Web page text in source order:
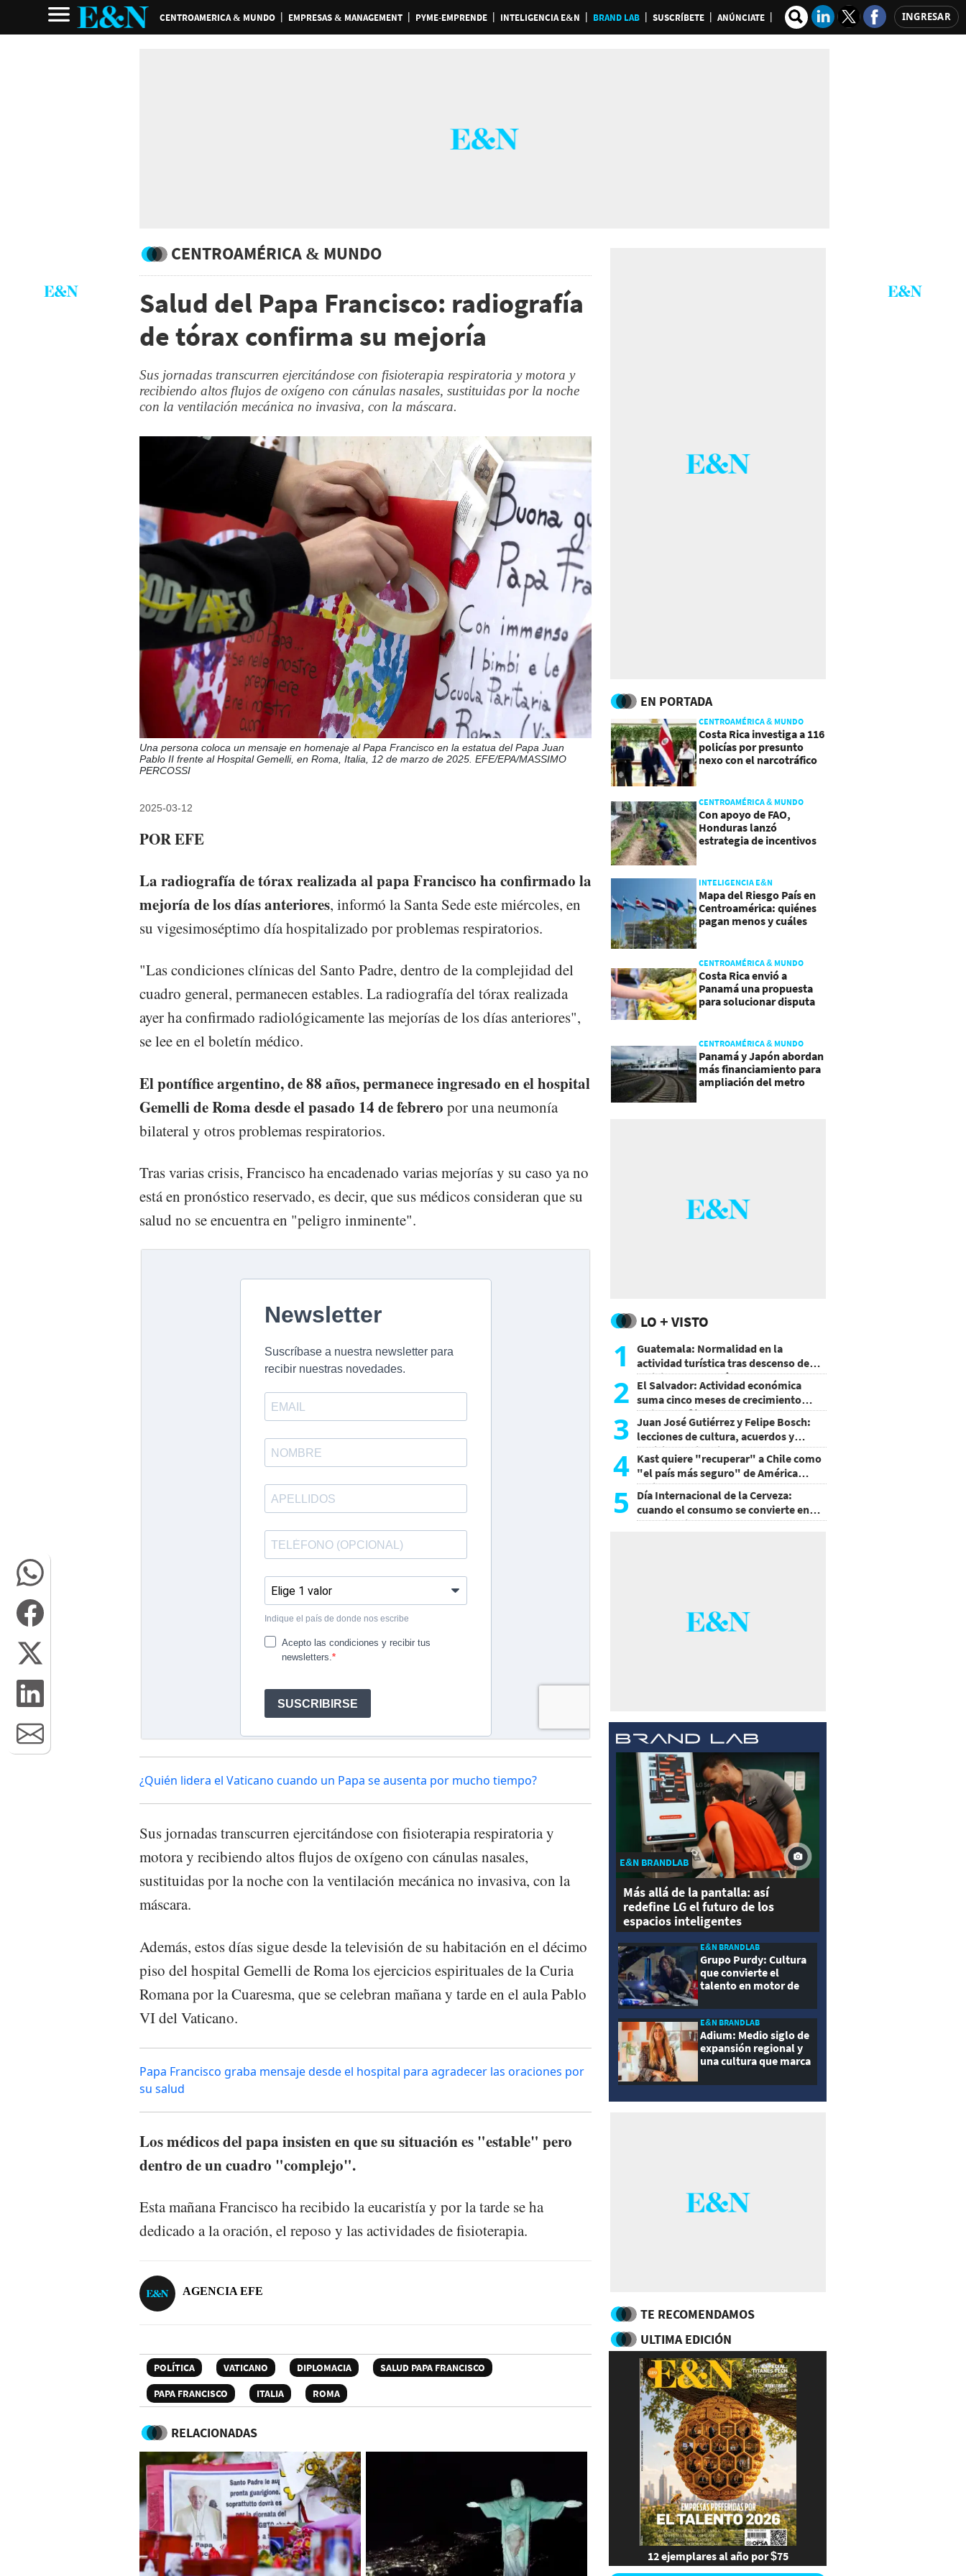
CENTROAMERICA & MUNDO EMPRESAS & MANAGEMENT PYME-EMPRENDE INTELIGENCIA E&N BRAND LAB SUSCRÍBETE ANÚNCIATE INGRESAR
CENTROAMÉRICA & MUNDO
Salud del Papa Francisco: radiografía
de tórax confirma su mejoría
Sus jornadas transcurren ejercitándose con fisioterapia respiratoria y motora y
recibiendo altos flujos de oxígeno con cánulas nasales, sustituidas por la noche
con la ventilación mecánica no invasiva, con la máscara.
Una persona coloca un mensaje en homenaje al Papa Francisco en la estatua del Papa Juan
Pablo II frente al Hospital Gemelli, en Roma, Italia, 12 de marzo de 2025. EFE/EPA/MASSIMO
PERCOSSI
2025-03-12
POR EFE
La radiografía de tórax realizada al papa Francisco ha confirmado la
mejoría de los días anteriores, informó la Santa Sede este miércoles, en
su vigesimoséptimo día hospitalizado por problemas respiratorios.
"Las condiciones clínicas del Santo Padre, dentro de la complejidad del
cuadro general, permanecen estables. La radiografía del tórax realizada
ayer ha confirmado radiológicamente las mejorías de los días anteriores",
se lee en el boletín médico.
El pontífice argentino, de 88 años, permanece ingresado en el hospital
Gemelli de Roma desde el pasado 14 de febrero por una neumonía
bilateral y otros problemas respiratorios.
Tras varias crisis, Francisco ha encadenado varias mejorías y su caso ya no
está en pronóstico reservado, es decir, que sus médicos consideran que su
salud no se encuentra en "peligro inminente".
¿Quién lidera el Vaticano cuando un Papa se ausenta por mucho tiempo?
Sus jornadas transcurren ejercitándose con fisioterapia respiratoria y
motora y recibiendo altos flujos de oxígeno con cánulas nasales,
sustituidas por la noche con la ventilación mecánica no invasiva, con la
máscara.
Además, estos días sigue desde la televisión de su habitación en el décimo
piso del hospital Gemelli de Roma los ejercicios espirituales de la Curia
Romana por la Cuaresma, que se celebran mañana y tarde en el aula Pablo
VI del Vaticano.
Papa Francisco graba mensaje desde el hospital para agradecer las oraciones por
su salud
Los médicos del papa insisten en que su situación es "estable" pero
dentro de un cuadro "complejo".
Esta mañana Francisco ha recibido la eucaristía y por la tarde se ha
dedicado a la oración, el reposo y las actividades de fisioterapia.
AGENCIA EFE
POLÍTICA VATICANO DIPLOMACIA
SALUD PAPA FRANCISCO
PAPA FRANCISCO
ITALIA ROMA
RELACIONADAS
EN PORTADA
CENTROAMÉRICA & MUNDO
Costa Rica investiga a 116
policías por presunto
nexo con el narcotráfico
CENTROAMÉRICA & MUNDO
Con apoyo de FAO,
Honduras lanzó
estrategia de incentivos
INTELIGENCIA E&N
Mapa del Riesgo País en
Centroamérica: quiénes
pagan menos y cuáles
CENTROAMÉRICA & MUNDO
Costa Rica envió a
Panamá una propuesta
para solucionar disputa
CENTROAMÉRICA & MUNDO
Panamá y Japón abordan
más financiamiento para
ampliación del metro
LO + VISTO
1
Guatemala: Normalidad en la
actividad turística tras descenso de
actividad del volcán de Fuego
2 El Salvador: Actividad económica
suma cinco meses de crecimiento
arriba de 4%
3 Juan José Gutiérrez y Felipe Bosch:
lecciones de cultura, acuerdos y
decisiones sin miedo
4 Kast quiere "recuperar" a Chile como
"el país más seguro" de América
Latina
5
Día Internacional de la Cerveza:
cuando el consumo se convierte en
experiencia
E&N BRANDLAB
Más allá de la pantalla: así
redefine LG el futuro de los
espacios inteligentes
E&N BRANDLAB
Grupo Purdy: Cultura
que convierte el
talento en motor de
E&N BRANDLAB
Adium: Medio siglo de
expansión regional y
una cultura que marca
TE RECOMENDAMOS
ULTIMA EDICIÓN
12 ejemplares al año por $75